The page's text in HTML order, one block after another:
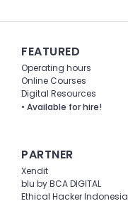
FEATURED
Operating hours
Online Courses
Digital Resources
• Available for hire!
PARTNER
Xendit
blu by BCA DIGITAL
Ethical Hacker Indonesia